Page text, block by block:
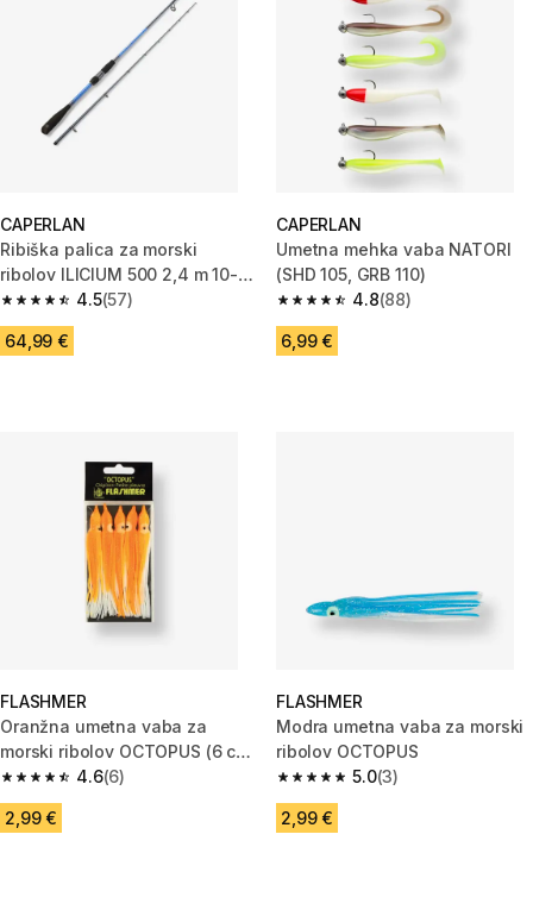
CAPERLAN
Ribiška palica za morski
ribolov ILICIUM 500 2,4 m 10-
40 g
4.5
4.5 od 5 zvezdic from 57 ocene
(57)
64,99 €
CAPERLAN
Umetna mehka vaba NATORI
(SHD 105, GRB 110)
4.8
4.8 od 5 zvezdic from 88 ocene
(88)
6,99 €
FLASHMER
Oranžna umetna vaba za
morski ribolov OCTOPUS (6 cm,
5 kosov) 4.6
4.6 od 5 zvezdic from 6 ocene
(6)
2,99 €
FLASHMER
Modra umetna vaba za morski
ribolov OCTOPUS
5.0
5.0 od 5 zvezdic from 3 ocene
(3)
2,99 €